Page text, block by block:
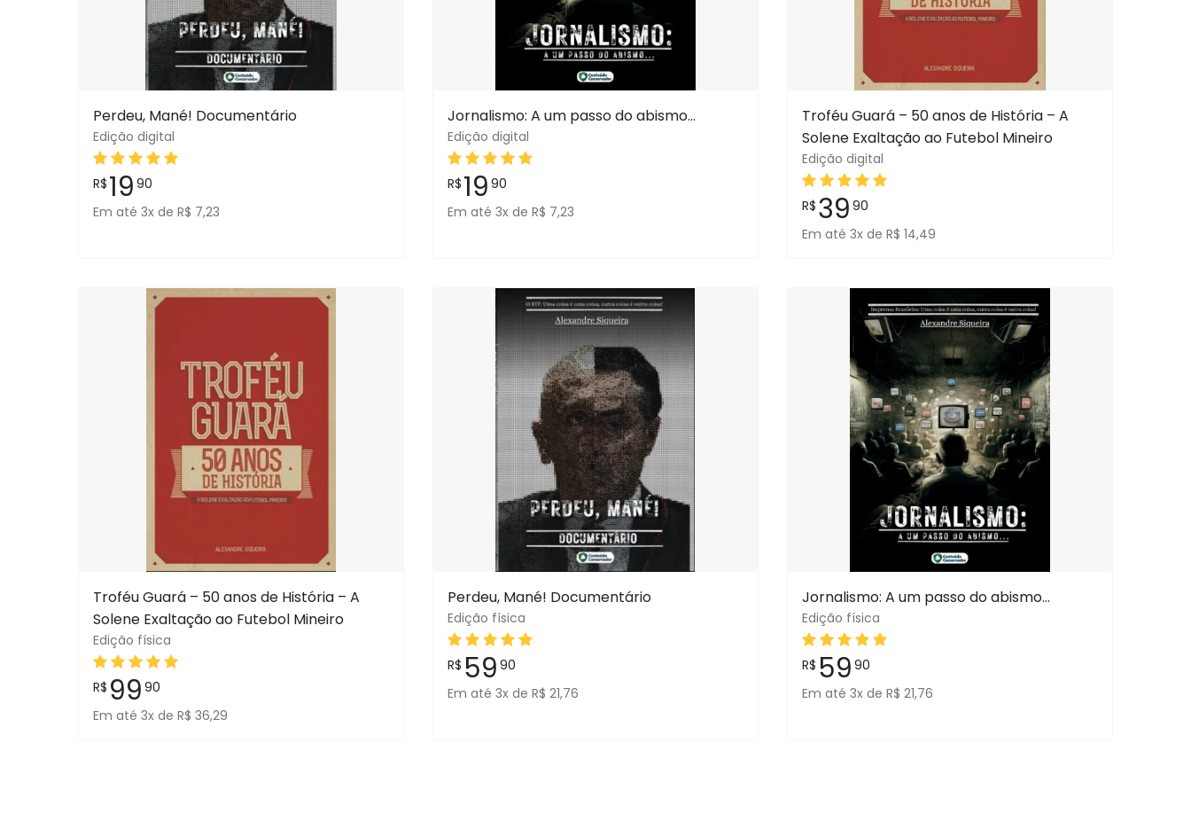
Perdeu, Mané! Documentário
Edição digital
R$ 19 90
Em até 3x de R$ 7,23
Jornalismo: A um passo do abismo…
Edição digital
R$ 19 90
Em até 3x de R$ 7,23
Troféu Guará – 50 anos de História – A
Solene Exaltação ao Futebol Mineiro
Edição digital
R$ 39 90
Em até 3x de R$ 14,49
Troféu Guará – 50 anos de História – A
Solene Exaltação ao Futebol Mineiro
Edição física
R$ 99 90
Em até 3x de R$ 36,29
Perdeu, Mané! Documentário
Edição física
R$ 59 90
Em até 3x de R$ 21,76
Jornalismo: A um passo do abismo…
Edição física
R$ 59 90
Em até 3x de R$ 21,76